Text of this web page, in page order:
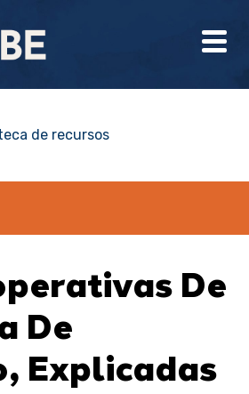
de recursos
De
De
Explicadas